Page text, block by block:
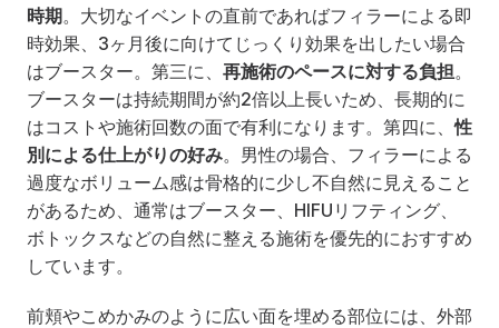
時期。大切なイベントの直前であればフィラーによる即
時効果、3ヶ月後に向けてじっくり効果を出したい場合
はブースター。第三に、 再施術のペースに対する負担。
ブースターは持続期間が約2倍以上長いため、長期的に
はコストや施術回数の面で有利になります。第四に、性
別による仕上がりの好み。男性の場合、フィラーによる
過度なボリューム感は骨格的に少し不自然に見えること
があるため、通常はブースター、HIFUリフティング、
ボトックスなどの自然に整える施術を優先的におすすめ
しています。
前頬やこめかみのように広い面を埋める部位には、外部